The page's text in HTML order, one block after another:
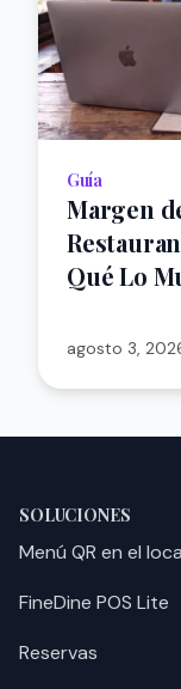
Guía
Margen
Qué Lo
agosto 3,
SOLUCIONES
Menú QR en el
FineDine POS Lite
Reservas